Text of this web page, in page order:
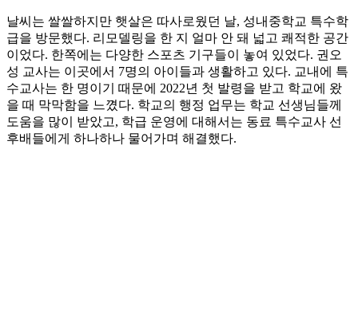
날씨는 쌀쌀하지만 햇살은 따사로웠던 날, 성내중학교 특수학
급을 방문했다. 리모델링을 한 지 얼마 안 돼 넓고 쾌적한 공간
이었다. 한쪽에는 다양한 스포츠 기구들이 놓여 있었다. 권오
성 교사는 이곳에서 7명의 아이들과 생활하고 있다. 교내에 특
수교사는 한 명이기 때문에 2022년 첫 발령을 받고 학교에 왔
을 때 막막함을 느꼈다. 학교의 행정 업무는 학교 선생님들께
도움을 많이 받았고, 학급 운영에 대해서는 동료 특수교사 선
후배들에게 하나하나 물어가며 해결했다.